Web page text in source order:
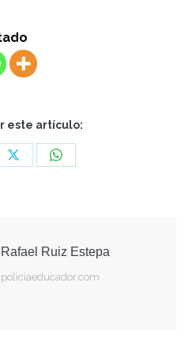
este artículo:
Share
Share
Rafael Ruiz Estepa